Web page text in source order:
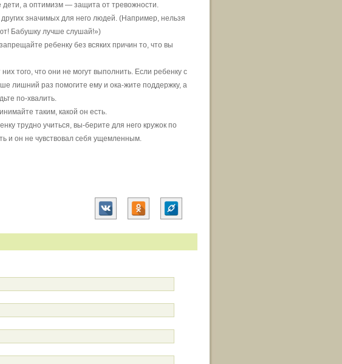
а оптимизм — защита от тревожности.
значимых для него людей. (Например, нельзя
Бабушку лучше слушай!»)
ребенку без всяких причин то, что вы
того, что они не могут выполнить. Если ребенку с
лишний раз помогите ему и ока-жите поддержку, а
по-хвалить.
таким, какой он есть.
трудно учиться, вы-берите для него кружок по
и он не чувствовал себя ущемленным.